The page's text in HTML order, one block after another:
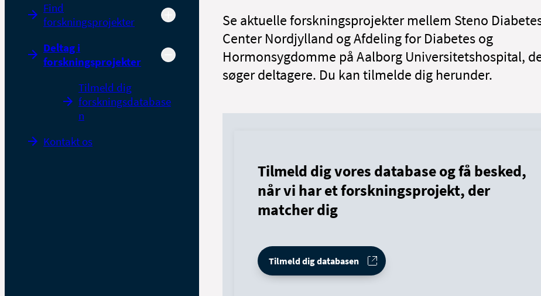
Find
forskningsprojekter
Deltag i
forskningsprojekter
Tilmeld dig
forskningsdatabase
n
Kontakt os
Se aktuelle forskningsprojekter mellem Steno
Center Nordjylland og Afdeling for Diabetes og
Hormonsygdomme på Aalborg Universitetshospital,
søger deltagere. Du kan tilmelde dig herunder.
Tilmeld dig vores database og få besked,
når vi har et forskningsprojekt, der
matcher dig
Tilmeld dig databasen